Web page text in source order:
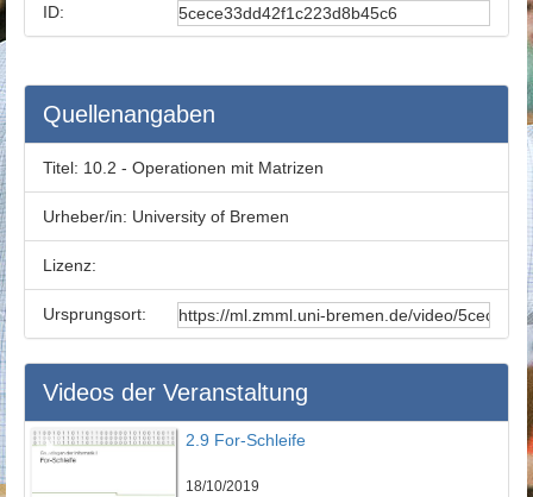
ID:
Quellenangaben
Titel: 10.2 - Operationen mit Matrizen
Urheber/in: University of Bremen
Lizenz:
Ursprungsort:
Videos der Veranstaltung
2.9 For-Schleife
18/10/2019